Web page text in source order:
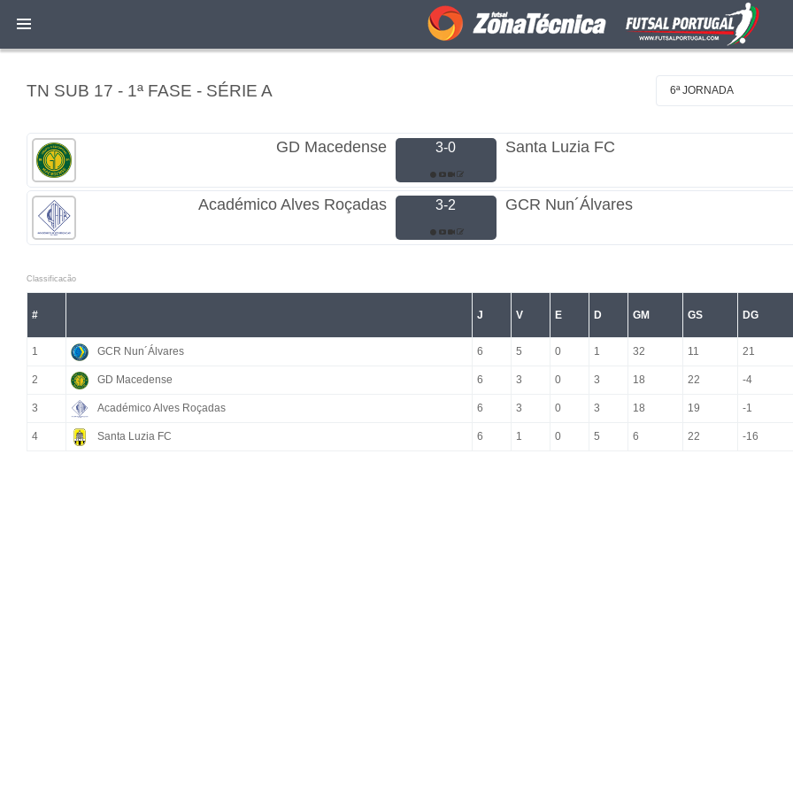
TN SUB 17 - 1ª FASE - SÉRIE A 6ª JORNADA
GD Macedense 3-0 Santa Luzia FC
Académico Alves Roçadas 3-2 GCR Nun´Álvares
Classificacão
# J V E D GM GS DG
1 GCR Nun´Álvares 6 5 0 1 32 11 21
2 GD Macedense 6 3 0 3 18 22 -4
3 Académico Alves Roçadas 6 3 0 3 18 19 -1
4 Santa Luzia FC 6 1 0 5 6 22 -16